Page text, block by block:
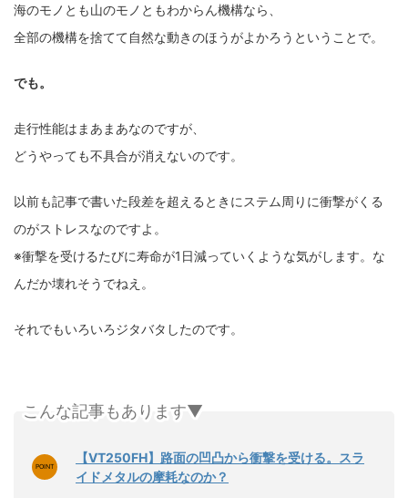
海のモノとも山のモノともわからん機構なら、
全部の機構を捨てて自然な動きのほうがよかろうということで。
でも。
走行性能はまあまあなのですが、
どうやっても不具合が消えないのです。
以前も記事で書いた段差を超えるときにステム周りに衝撃がくる
のがストレスなのですよ。
※衝撃を受けるたびに寿命が1日減っていくような気がします。な
んだか壊れそうでねえ。
それでもいろいろジタバタしたのです。
こんな記事もあります▼
【VT250FH】路面の凹凸から衝撃を受ける。スラ
イドメタルの摩耗なのか？